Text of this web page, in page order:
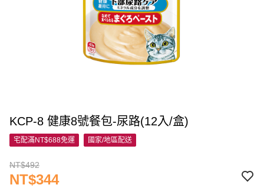
KCP-8 健康8號餐包-尿路(12入/盒)
宅配滿NT$688免運 國家/地區配送
NT$492
NT$344